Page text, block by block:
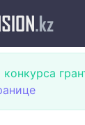
конкурса